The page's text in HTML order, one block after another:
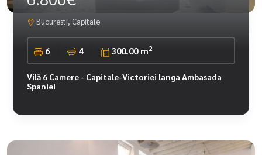
Bucuresti, Capitale
6 4 300.00 m2
Vilă 6 Camere - Capitale-Victoriei langa Ambasada
Spaniei